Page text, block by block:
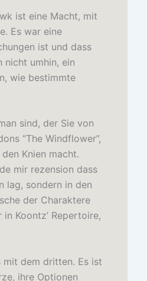
ist eine Macht, mit
Es war eine
ist und dass
umhin, ein
wie bestimmte
sind, der Sie von
“The Windflower”,
Knien macht.
mir rezension dass
lag, sondern in den
der Charaktere
Koontz’ Repertoire,
mit dem dritten. Es ist
ihre Optionen